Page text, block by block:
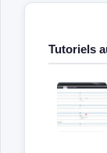
Tutoriels